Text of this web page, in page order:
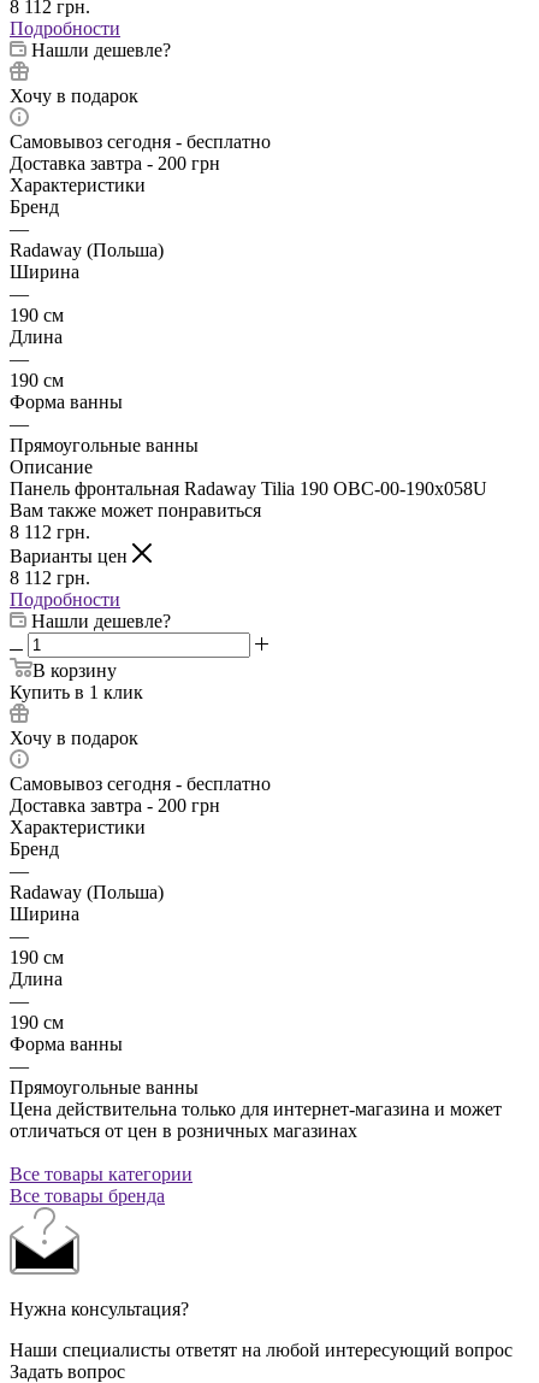
8 112 грн.
Подробности
Нашли дешевле?
Хочу в подарок
Самовывоз сегодня - бесплатно
Доставка завтра - 200 грн
Характеристики
Бренд
—
Radaway (Польша)
Ширина
—
190 см
Длина
—
190 см
Форма ванны
—
Прямоугольные ванны
Описание
Панель фронтальная Radaway Tilia 190 OBC-00-190x058U
Вам также может понравиться
8 112 грн.
Варианты цен
8 112 грн.
Подробности
Нашли дешевле?
В корзину
Купить в 1 клик
Хочу в подарок
Самовывоз сегодня - бесплатно
Доставка завтра - 200 грн
Характеристики
Бренд
—
Radaway (Польша)
Ширина
—
190 см
Длина
—
190 см
Форма ванны
—
Прямоугольные ванны
Цена действительна только для интернет-магазина и может
отличаться от цен в розничных магазинах
Все товары категории
Все товары бренда
Нужна консультация?
Наши специалисты ответят на любой интересующий вопрос
Задать вопрос